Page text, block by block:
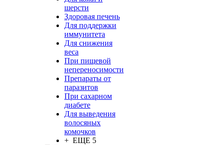
шерсти
Здоровая печень
Для поддержки
иммунитета
Для снижения
веса
При пищевой
непереносимости
Препараты от
паразитов
При сахарном
диабете
Для выведения
волосяных
комочков
+ ЕЩЕ 5